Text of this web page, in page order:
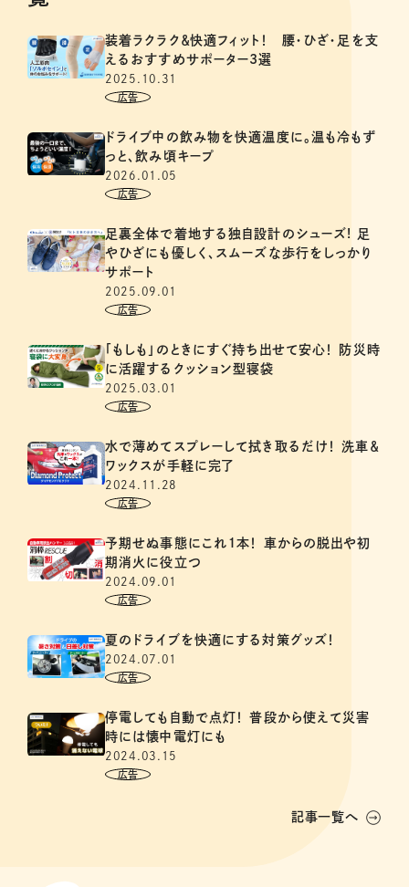
装着ラクラク＆快適フィット！ 腰・ひざ・足を支
えるおすすめサポーター3選
2025.10.31
ドライブ中の飲み物を快適温度に。温も冷もず
っと、飲み頃キープ
2026.01.05
足裏全体で着地する独自設計のシューズ! 足
やひざにも優しく、スムーズな歩行をしっかり
サポート
2025.09.01
「もしも」のときにすぐ持ち出せて安心！ 防災時
に活躍するクッション型寝袋
2025.03.01
水で薄めてスプレーして拭き取るだけ！ 洗車＆
ワックスが手軽に完了
2024.11.28
予期せぬ事態にこれ１本！ 車からの脱出や初
期消火に役立つ
2024.09.01
夏のドライブを快適にする対策グッズ！
2024.07.01
停電しても自動で点灯！ 普段から使えて災害
時には懐中電灯にも
2024.03.15
記事一覧へ